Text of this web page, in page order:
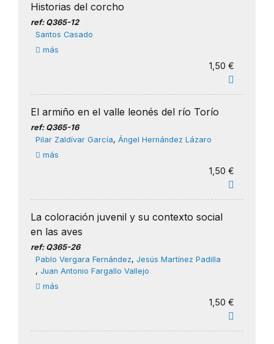
Historias del corcho
ref: Q365-12
Santos Casado
más
1,50 €
El armiño en el valle leonés del río Torío
ref: Q365-16
Pilar Zaldívar García, Ángel Hernández Lázaro
más
1,50 €
La coloración juvenil y su contexto social
en las aves
ref: Q365-26
Pablo Vergara Fernández, Jesús Martínez Padilla
, Juan Antonio Fargallo Vallejo
más
1,50 €